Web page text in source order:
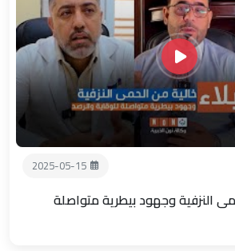
2025-05-15
النزفية وجهود بيطرية متواصلة